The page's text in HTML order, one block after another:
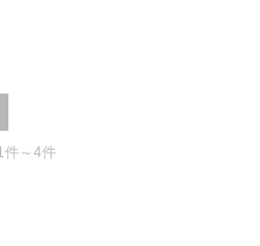
～4件